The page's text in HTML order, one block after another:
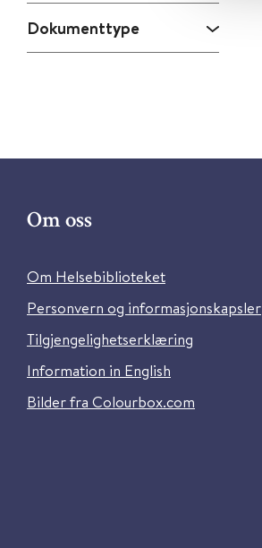
Dokumenttype
Om oss
Om Helsebiblioteket
Personvern og informasjonskapsler
Tilgjengelighetserklæring
Information in English
Bilder fra Colourbox.com